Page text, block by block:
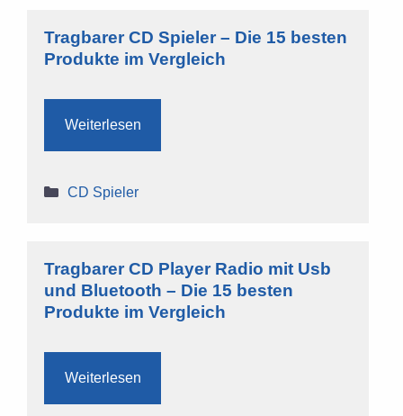
Tragbarer CD Spieler – Die 15 besten
Produkte im Vergleich
Weiterlesen
Kategorien
CD Spieler
Tragbarer CD Player Radio mit Usb
und Bluetooth – Die 15 besten
Produkte im Vergleich
Weiterlesen